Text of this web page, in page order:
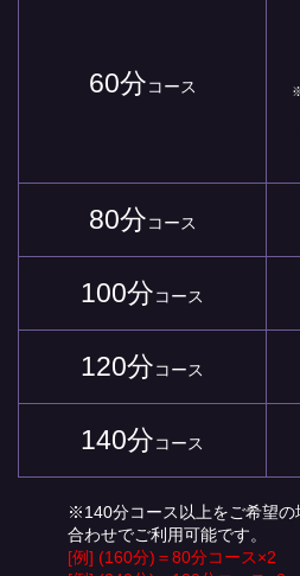
60分コース
80分コース
100分コース
120分コース
140分コース
※140分コース以上をご希望の
合わせでご利用可能です。
[例] (160分)＝80分コース×2